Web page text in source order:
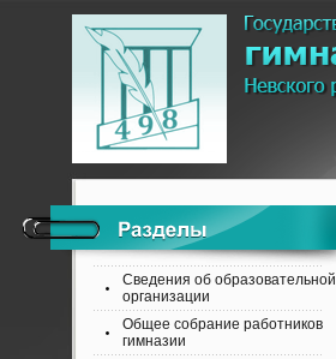
Сведения об образовательной
организации
Общее собрание работников
гимназии